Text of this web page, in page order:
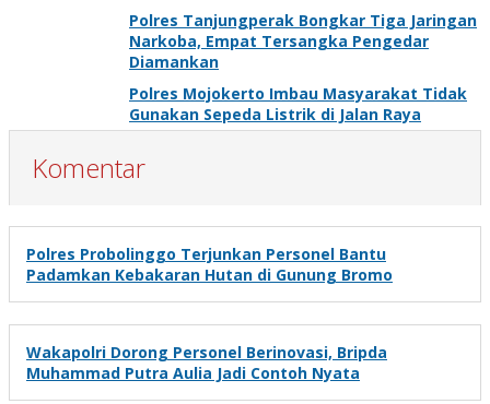
Polres Tanjungperak Bongkar Tiga Jaringan
Narkoba, Empat Tersangka Pengedar
Diamankan
Polres Mojokerto Imbau Masyarakat Tidak
Gunakan Sepeda Listrik di Jalan Raya
Komentar
Polres Probolinggo Terjunkan Personel Bantu
Padamkan Kebakaran Hutan di Gunung Bromo
Wakapolri Dorong Personel Berinovasi, Bripda
Muhammad Putra Aulia Jadi Contoh Nyata